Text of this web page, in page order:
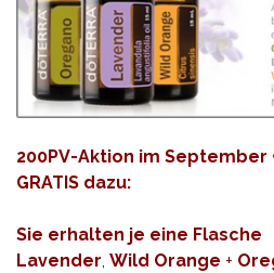
200PV-Aktion im September
GRATIS dazu:
Sie erhalten je eine Flasche
Lavender, Wild Orange +